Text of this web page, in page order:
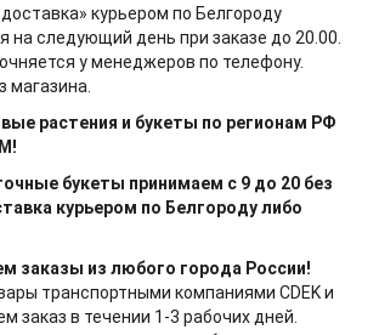
курьером по Белгороду
на следующий день при заказе до 20.00.
у менеджеров по телефону.
магазина.
растения и букеты по регионам РФ
букеты принимаем с 9 до 20 без
курьером по Белгороду либо
заказы из любого города России!
транспортными компаниями CDEK и
заказ в течении 1-3 рабочих дней.